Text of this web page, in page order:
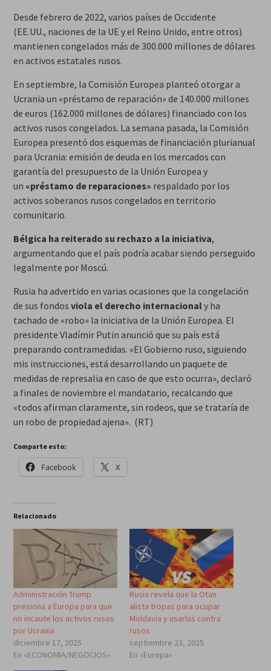
Desde febrero de 2022, varios países de Occidente
(EE.UU., naciones de la UE y el Reino Unido, entre otros)
mantienen congelados más de 300.000 millones de dólares
en activos estatales rusos.
En septiembre, la Comisión Europea planteó otorgar a
Ucrania un «préstamo de reparación» de 140.000 millones
de euros (162.000 millones de dólares) financiado con los
activos rusos congelados. La semana pasada, la Comisión
Europea presentó dos esquemas de financiación plurianual
para Ucrania: emisión de deuda en los mercados con
garantía del presupuesto de la Unión Europea y
un «préstamo de reparaciones» respaldado por los
activos soberanos rusos congelados en territorio
comunitario.
Bélgica ha reiterado su rechazo a la iniciativa,
argumentando que el país podría acabar siendo perseguido
legalmente por Moscú.
Rusia ha advertido en varias ocasiones que la congelación
de sus fondos viola el derecho internacional y ha
tachado de «robo» la iniciativa de la Unión Europea. El
presidente Vladímir Putin anunció que su país está
preparando contramedidas. «El Gobierno ruso, siguiendo
mis instrucciones, está desarrollando un paquete de
medidas de represalia en caso de que esto ocurra», declaró
a finales de noviembre el mandatario, recalcando que
«todos afirman claramente, sin rodeos, que se trataría de
un robo de propiedad ajena». (RT)
Comparte esto:
Facebook X
Relacionado
Administración Trump
presiona a Europa para que
no incaute los activos rusos
por Ucrania
diciembre 17, 2025
En «ECONOMIA/NEGOCIOS»
Rusia revela que la Otan
alista tropas para ocupar
Moldavia y usarlas contra
rusos
septiembre 23, 2025
En «Europa»